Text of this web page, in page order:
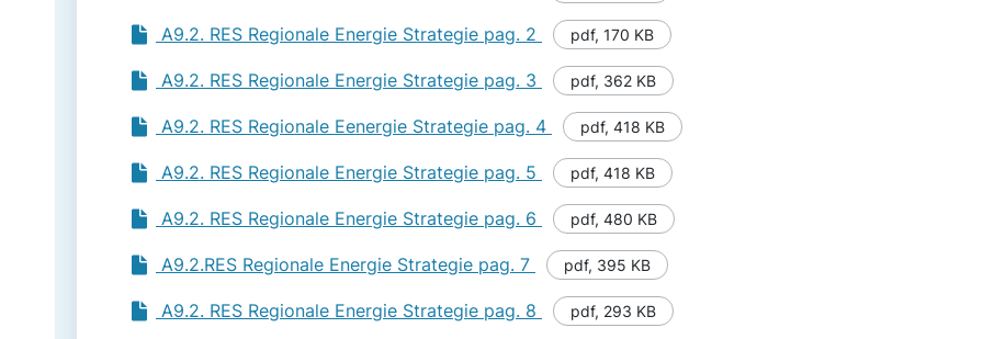
A9.2. RES Regionale Energie Strategie pag. 2 pdf, 170 KB
A9.2. RES Regionale Energie Strategie pag. 3 pdf, 362 KB
A9.2. RES Regionale Eenergie Strategie pag. 4 pdf, 418 KB
A9.2. RES Regionale Energie Strategie pag. 5 pdf, 418 KB
A9.2. RES Regionale Energie Strategie pag. 6 pdf, 480 KB
A9.2.RES Regionale Energie Strategie pag. 7 pdf, 395 KB
A9.2. RES Regionale Energie Strategie pag. 8 pdf, 293 KB